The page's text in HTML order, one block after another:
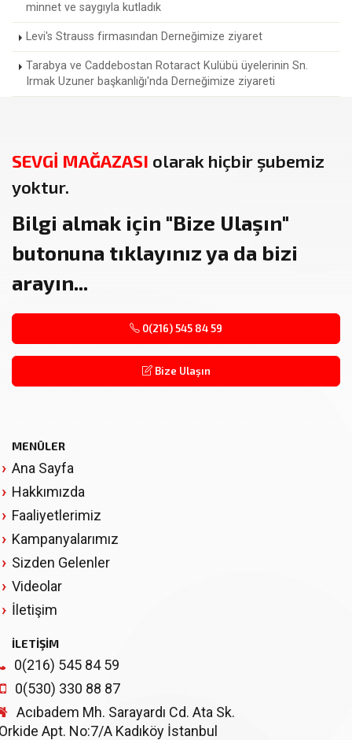
minnet ve saygıyla kutladık
Levi's Strauss firmasından Derneğimize ziyaret
Tarabya ve Caddebostan Rotaract Kulübü üyelerinin Sn.
Irmak Uzuner başkanlığı'nda Derneğimize ziyareti
SEVGİ MAĞAZASI olarak hiçbir şubemiz
yoktur.
Bilgi almak için "Bize Ulaşın"
butonuna tıklayınız ya da bizi
arayın...
0(216) 545 84 59
Bize Ulaşın
MENÜLER
Ana Sayfa
Hakkımızda
Faaliyetlerimiz
Kampanyalarımız
Sizden Gelenler
Videolar
İletişim
İLETİŞİM
0(216) 545 84 59
0(530) 330 88 87
Acıbadem Mh. Sarayardı Cd. Ata Sk.
Apt. No:7/A Kadıköy İstanbul